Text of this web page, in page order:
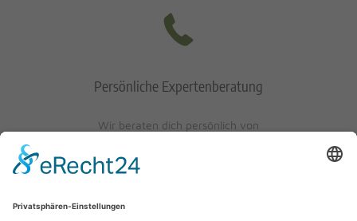
Persönliche Expertenberatung
Wir beraten dich persönlich von
0621/405401-10